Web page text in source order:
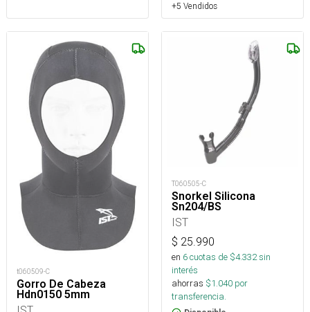
+5 Vendidos
t060509-C
Gorro De Cabeza
Hdn0150 5mm
T060505-C
Snorkel Silicona
Sn204/BS
IST
$ 25.990
en 6cuotas de $4.332sin
interés
ahorras $1.040 por
transferencia.